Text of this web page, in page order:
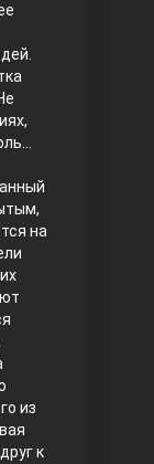
на
из
к